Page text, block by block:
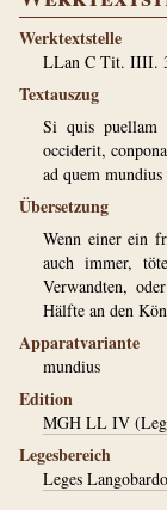
Werktextstelle
LLan C Tit. IIII.
Textauszug
Si quis puellam
occiderit,
ad quem
Übersetzung
Wenn einer ein
auch immer,
Verwandten,
Hälfte an den
Apparatvariante
mundius
Edition
MGH LL IV
Legesbereich
Leges